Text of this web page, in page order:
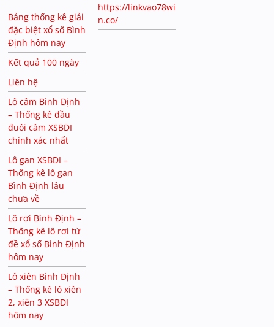
Bảng thống kê giải
đặc biệt xổ số Bình
Định hôm nay
Kết quả 100 ngày
Liên hệ
Lô câm Bình Định
– Thống kê đầu
đuôi câm XSBDI
chính xác nhất
Lô gan XSBDI –
Thống kê lô gan
Bình Định lâu
chưa về
Lô rơi Bình Định –
Thống kê lô rơi từ
đề xổ số Bình Định
hôm nay
Lô xiên Bình Định
– Thống kê lô xiên
2, xiên 3 XSBDI
hôm nay
https://linkvao78wi
n.co/